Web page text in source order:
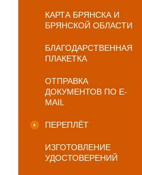
КАРТА БРЯНСКА И
БРЯНСКОЙ ОБЛАСТИ
БЛАГОДАРСТВЕННАЯ
ПЛАКЕТКА
ОТПРАВКА
ДОКУМЕНТОВ ПО E-
MAIL
ПЕРЕПЛЁТ
ИЗГОТОВЛЕНИЕ
УДОСТОВЕРЕНИЙ